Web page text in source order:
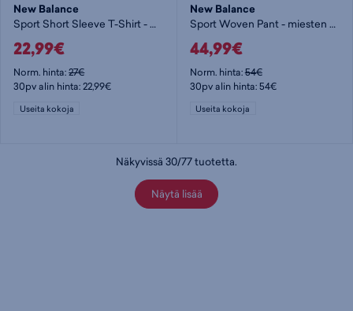
New Balance
Sport Short Sleeve T-Shirt - miesten t-paita
22,99€
Norm. hinta:27€
30pv alin hinta: 22,99€
Useita kokoja
New Balance
Sport Woven Pant - miesten housu
44,99€
Norm. hinta:54€
30pv alin hinta: 54€
Useita kokoja
Näkyvissä 30/77tuotetta.
Näytä lisää